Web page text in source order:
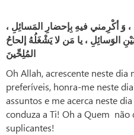
، وَ أكْرِمني فيهِ بِإحضارِ المَسائِلِ ،
الوَسائِلِ ، يا مَن لايَشْغَلُهُ إلحاحُ
المُلِحِّينَ
Oh Allah, acrescente neste dia
preferíveis, honra-me neste
assuntos e me acerca neste
conduza a Ti! Oh a Quem não
suplicantes!